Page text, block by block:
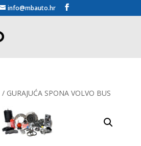
info@mbauto.hr
/ GURAJUĆA SPONA VOLVO BUS